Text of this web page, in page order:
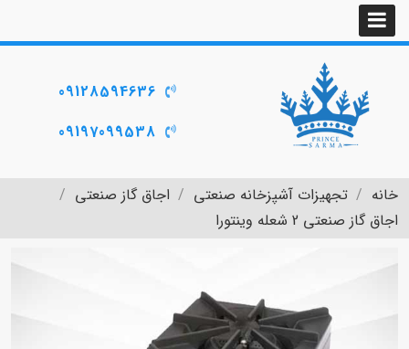
09128594636
09197099538
خانه تجهیزات آشپزخانه صنعتی
اجاق گاز صنعتی
اجاق گاز صنعتی 2 شعله وینتورا